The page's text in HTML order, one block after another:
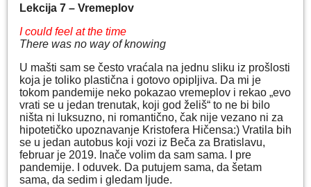
Lekcija 7 – Vremeplov
I could feel at the time
There was no way of knowing
U mašti sam se često vraćala na jednu sliku iz prošlosti
koja je toliko plastična i gotovo opipljiva. Da mi je
tokom pandemije neko pokazao vremeplov i rekao „evo
vrati se u jedan trenutak, koji god želiš“ to ne bi bilo
ništa ni luksuzno, ni romantično, čak nije vezano ni za
hipotetičko upoznavanje Kristofera Hičensa:) Vratila bih
se u jedan autobus koji vozi iz Beča za Bratislavu,
februar je 2019. Inače volim da sam sama. I pre
pandemije. I oduvek. Da putujem sama, da šetam
sama, da sedim i gledam ljude.